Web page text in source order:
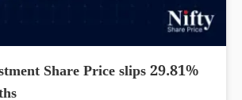
Share Price slips 29.81%